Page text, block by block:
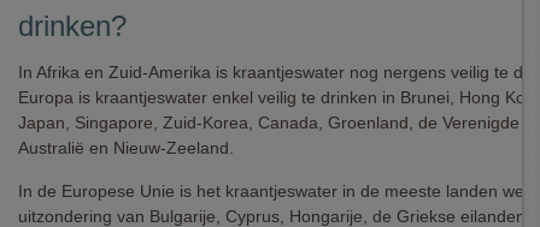
drinken?
In Afrika en Zuid-Amerika is kraantjeswater nog nergens veilig te
Europa is kraantjeswater enkel veilig te drinken in Brunei, Hong
Japan, Singapore, Zuid-Korea, Canada, Groenland, de Verenigde
Australië en Nieuw-Zeeland.
In de Europese Unie is het kraantjeswater in de meeste landen wel
uitzondering van Bulgarije, Cyprus, Hongarije, de Griekse eilanden,